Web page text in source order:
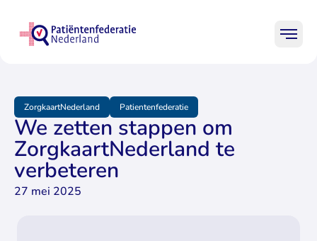
Ga naar homepage Patiënten
Onderwerpen
Praktische hulp
ZorgkaartNederland Patientenfederatie
We zetten stappen om
ZorgkaartNederland te
verbeteren
27 mei 2025
Begin main content